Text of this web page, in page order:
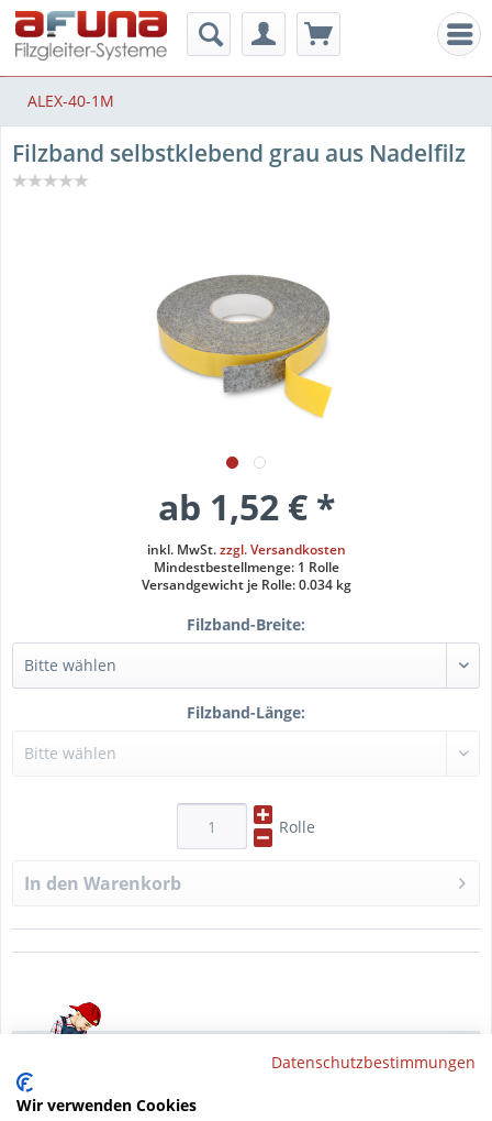
ALEX-40-1M
Filzband selbstklebend grau aus Nadelfilz
ab 1,52 € *
inkl. MwSt.zzgl. Versandkosten
Mindestbestellmenge: 1 Rolle
Versandgewicht je Rolle: 0.034 kg
Filzband-Breite:
Filzband-Länge:
Rolle
In den Warenkorb
Datenschutzbestimmungen
Wir verwenden Cookies